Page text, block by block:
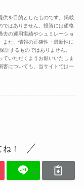
供を目的としたものです。掲載
ではありません。投資には価格
去の運用実績やシュミレーショ
また、情報の正確性・最新性に
証するものではありません。
ていただくようお願いいたしま
害についても、当サイトでは一
！